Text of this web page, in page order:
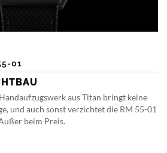
01
aus Titan bringt keine
und auch sonst verzichtet die RM 55-01
beim Preis.